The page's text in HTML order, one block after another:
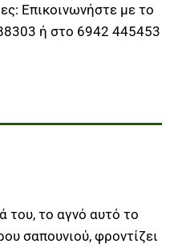
Επικοινωνήστε με το
ή στο 6942 445453
του, το αγνό αυτό το
σαπουνιού, φροντίζει